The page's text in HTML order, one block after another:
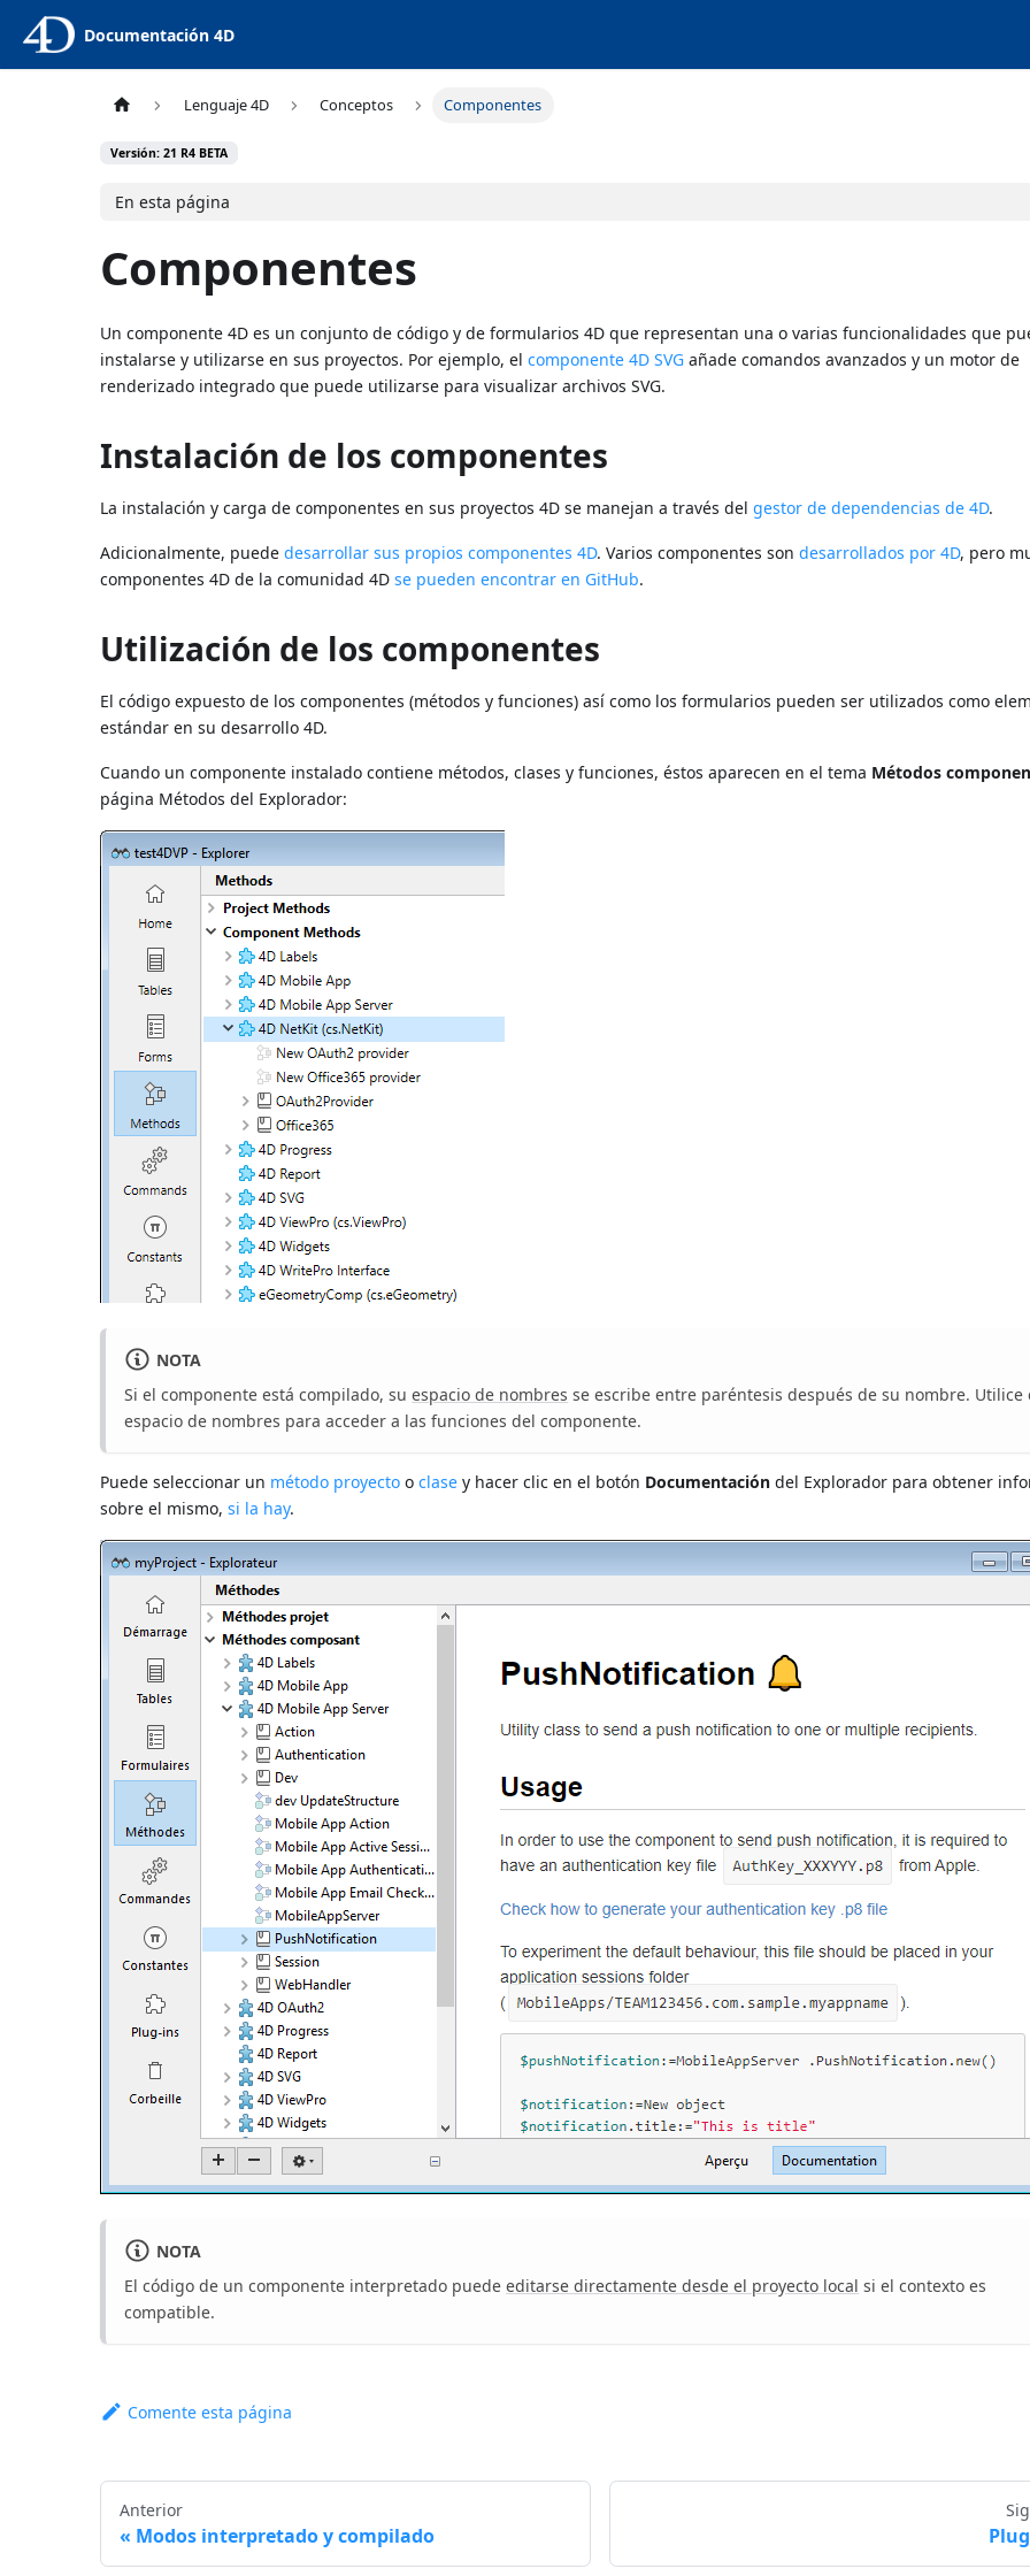
Documentación 4D
Lenguaje 4D Conceptos Componentes
Versión: 21 R4 BETA
En esta página
Componentes
Un componente 4D es un conjunto de código y de formularios 4D que representan una o varias funcionalidades que
instalarse y utilizarse en sus proyectos. Por ejemplo, elcomponente 4D SVG añade comandos avanzados y un motor de
renderizado integrado que puede utilizarse para visualizar archivos SVG.
Instalación de los componentes
La instalación y carga de componentes en sus proyectos 4D se manejan a través delgestor de dependencias de 4D.
Adicionalmente, puededesarrollar sus propios componentes 4D. Varios componentes sondesarrollados por 4D, pero
componentes 4D de la comunidad 4Dse pueden encontrar en GitHub.
Utilización de los componentes
El código expuesto de los componentes (métodos y funciones) así como los formularios pueden ser utilizados como
estándar en su desarrollo 4D.
Cuando un componente instalado contiene métodos, clases y funciones, éstos aparecen en el tema Métodos
página Métodos del Explorador:
NOTA
Si el componente está compilado, suespacio de nombres se escribe entre paréntesis después de su nombre. Utilice
espacio de nombres para acceder a las funciones del componente.
Puede seleccionar un método proyecto oclase y hacer clic en el botón Documentación del Explorador para obtener
sobre el mismo,si la hay.
NOTA
El código de un componente interpretado puedeeditarse directamente desde el proyecto local si el contexto es
compatible.
Comente esta página
Anterior
Modos interpretado y compilado